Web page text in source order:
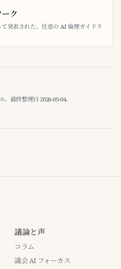
ク
発表された、任意の AI 倫理ガイドラ
最終整理日 2026-05-04。
議論と声
コラム
議会 AI フォーカス